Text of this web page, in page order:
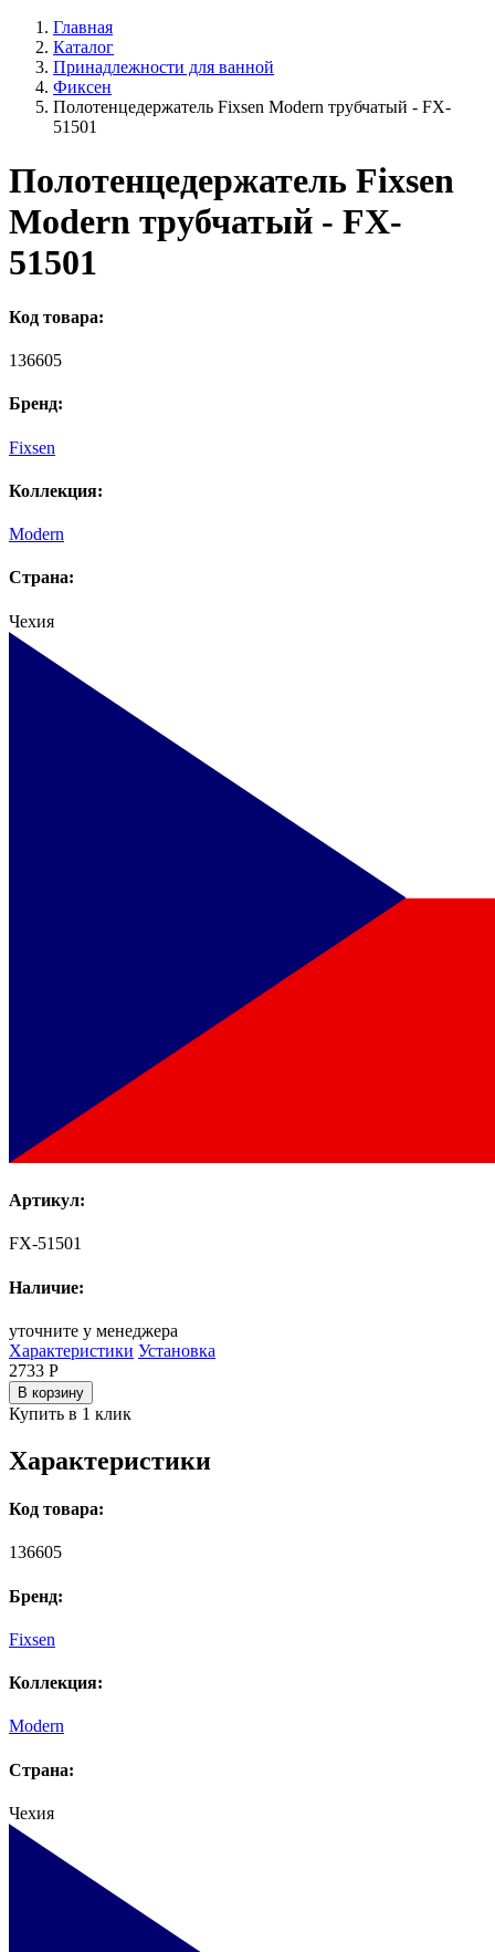
Главная
Каталог
Принадлежности для ванной
Фиксен
Полотенцедержатель Fixsen Modern трубчатый - FX-
51501
Полотенцедержатель Fixsen
Modern трубчатый - FX-
51501
Код товара:
136605
Бренд:
Fixsen
Коллекция:
Modern
Страна:
Чехия
Артикул:
FX-51501
Наличие:
уточните у менеджера
Характеристики Установка
2733 Р
В корзину
Купить в 1 клик
Характеристики
Код товара:
136605
Бренд:
Fixsen
Коллекция:
Modern
Страна:
Чехия